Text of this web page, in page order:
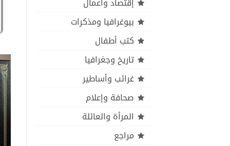
بيوغرافيا ومذكرات
كتب أطفال
تاريخ وجغرافيا
غرائب وأساطير
صحافة وإعلام
المرأة والعائلة
مراجع